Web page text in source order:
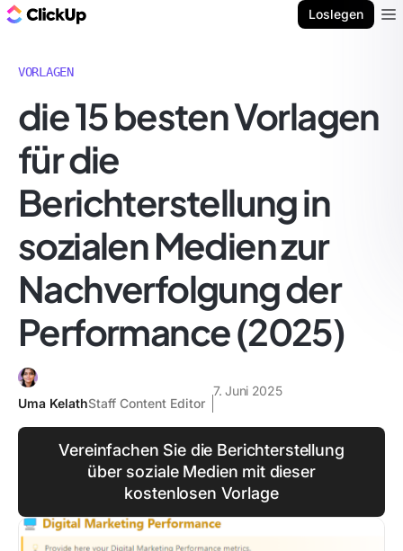
Loslegen
VORLAGEN
die 15 besten Vorlagen
für die
Berichterstellung in
sozialen Medien zur
Nachverfolgung der
Performance (2025)
Uma KelathStaff Content Editor
7. Juni 2025
Vereinfachen Sie die Berichterstellung
über soziale Medien mit dieser
kostenlosen Vorlage